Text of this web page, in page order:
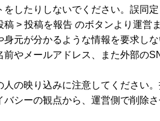
したりしないでください。誤同
> 投稿を報告 のボタンより運営
元が分かるような情報を要求しな
やメールアドレス、また外部の
の映り込みに注意してください
シーの観点から、運営側で削除